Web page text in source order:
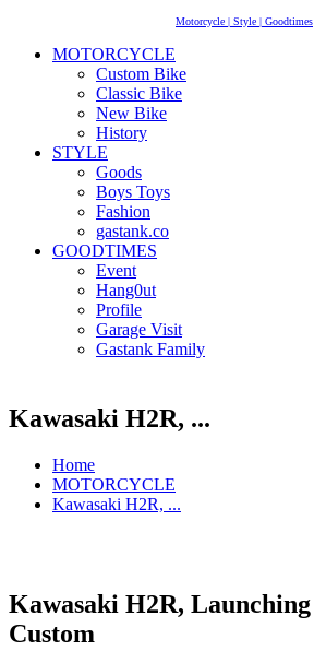
Motorcycle | Style | Goodtimes
MOTORCYCLE
Custom Bike
Classic Bike
New Bike
History
STYLE
Goods
Boys Toys
Fashion
gastank.co
GOODTIMES
Event
Hang0ut
Profile
Garage Visit
Gastank Family
Kawasaki H2R, ...
Home
MOTORCYCLE
Kawasaki H2R, ...
Kawasaki H2R,
Custom